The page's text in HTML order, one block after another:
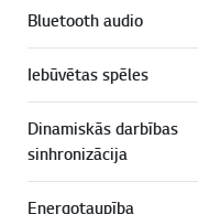
Bluetooth audio
Iebūvētas spēles
Dinamiskās darbības
sinhronizācija
Energotaupība